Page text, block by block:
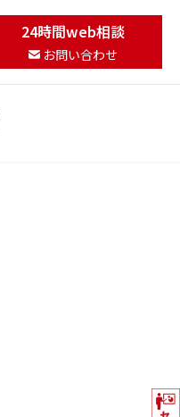
24時間web相談
お問い合わせ